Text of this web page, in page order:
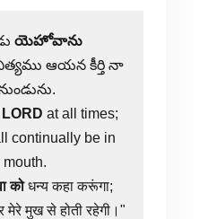
యెహోవాను
ఆయన కీర్తి నా
LORD at all times;
continually be in
mouth.
कोधन्य कहा करूंगा;
मेरे मुख से होती रहेगी।"